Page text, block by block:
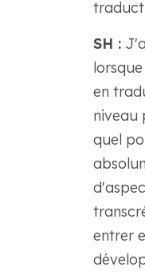
SH :
en
niveau
quel
entrer